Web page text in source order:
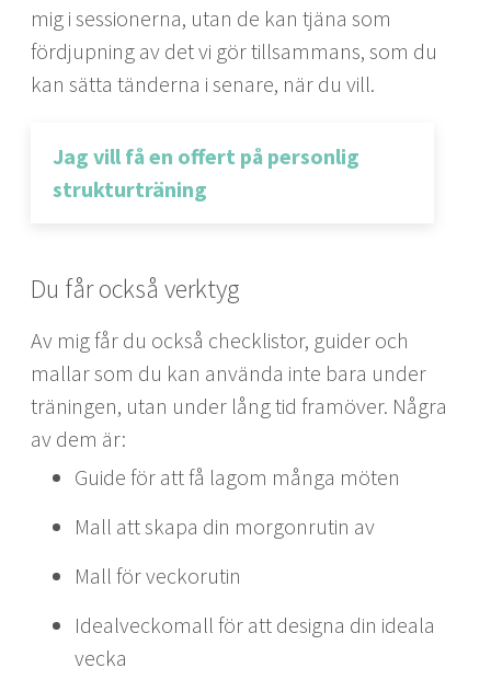
mig i sessionerna, utan de kan tjäna som
fördjupning av det vi gör tillsammans, som du
kan sätta tänderna i senare, när du vill.
Jag vill få en offert på personlig
strukturträning
Du får också verktyg
Av mig får du också checklistor, guider och
mallar som du kan använda inte bara under
träningen, utan under lång tid framöver. Några
av dem är:
Guide för att få lagom många möten
Mall att skapa din morgonrutin av
Mall för veckorutin
Idealveckomall för att designa din ideala
vecka